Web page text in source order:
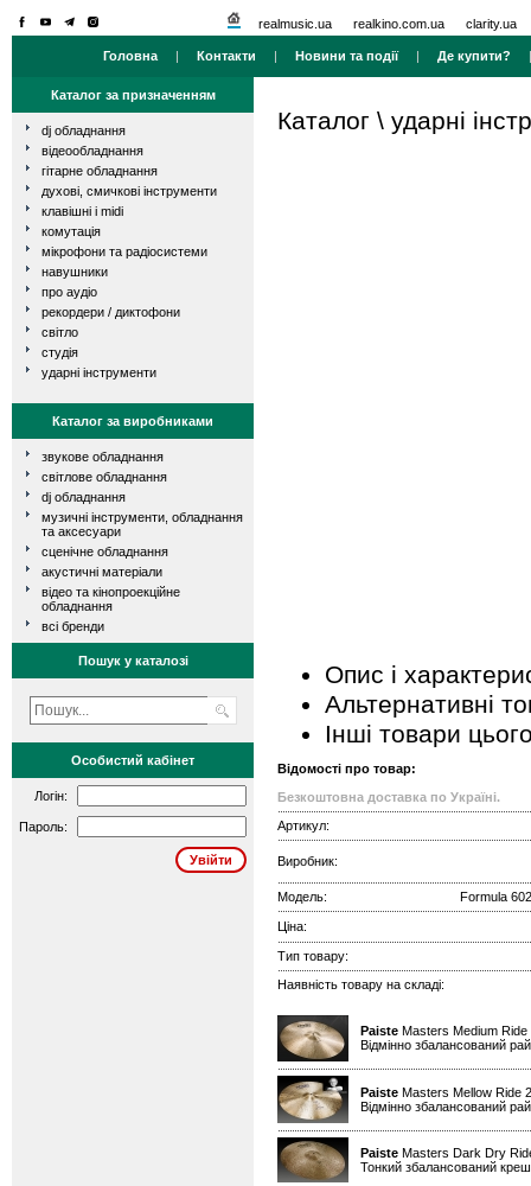
realmusic.ua realkino.com.ua clarity.ua
Головна | Контакти | Новини та події| Де купити?
Каталог за призначенням
dj обладнання
відеообладнання
гітарне обладнання
духові, смичкові інструменти
клавішні і midi
комутація
мікрофони та радіосистеми
навушники
про аудіо
рекордери / диктофони
світло
студія
ударні інструменти
Каталог за виробниками
звукове обладнання
світлове обладнання
dj обладнання
музичні інструменти, обладнання
та аксесуари
сценічне обладнання
акустичні матеріали
відео та кінопроекційне
обладнання
всі бренди
Пошук у каталозі
Особистий кабінет
Логін:
Пароль:
Каталог \ ударні
Опис і
Альтернативні
Інші товари
Відомості про товар:
Безкоштовна доставка по Україні.
Артикул:
Виробник:
Модель: Formula
Ціна:
Тип товару:
Наявність товару на складі:
Paiste Masters Medium
Відмінно збалансований
Paiste Masters Mellow Ride
Відмінно збалансований
Paiste Masters Dark Dry
Тонкий збалансований креш